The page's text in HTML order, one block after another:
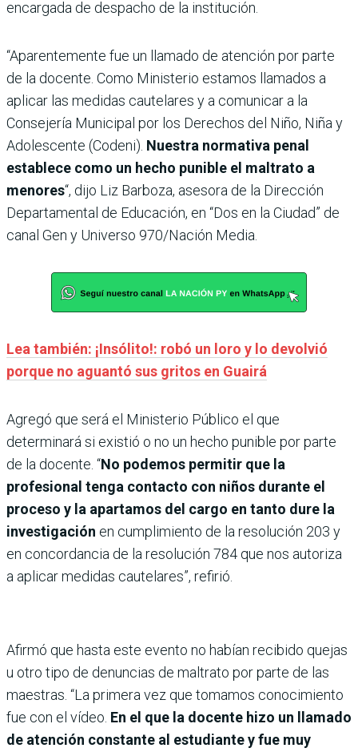
encargada de despacho de la institución.
“Aparentemente fue un llamado de atención por parte
de la docente. Como Ministerio estamos llamados a
aplicar las medidas cautelares y a comunicar a la
Consejería Municipal por los Derechos del Niño, Niña y
Adolescente (Codeni). Nuestra normativa penal
establece como un hecho punible el maltrato a
menores“, dijo Liz Barboza, asesora de la Dirección
Departamental de Educación, en “Dos en la Ciudad” de
canal Gen y Universo 970/Nación Media.
Lea también: ¡Insólito!: robó un loro y lo devolvió
porque no aguantó sus gritos en Guairá
Agregó que será el Ministerio Público el que
determinará si existió o no un hecho punible por parte
de la docente. “No podemos permitir que la
profesional tenga contacto con niños durante el
proceso y la apartamos del cargo en tanto dure la
investigación en cumplimiento de la resolución 203 y
en concordancia de la resolución 784 que nos autoriza
a aplicar medidas cautelares”, refirió.
Afirmó que hasta este evento no habían recibido quejas
u otro tipo de denuncias de maltrato por parte de las
maestras. “La primera vez que tomamos conocimiento
fue con el vídeo. En el que la docente hizo un llamado
de atención constante al estudiante y fue muy